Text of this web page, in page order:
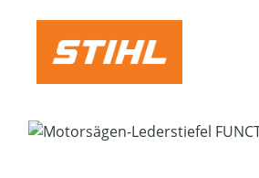
Bildergalerie überspringen